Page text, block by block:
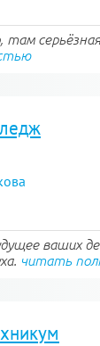
серьёзная
ваших
читать